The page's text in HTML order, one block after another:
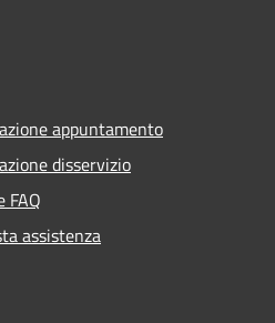
appuntamento
disservizio
FAQ
assistenza